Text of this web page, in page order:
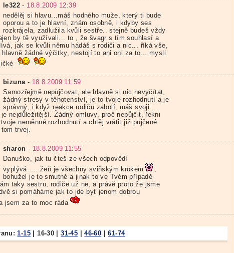
le322 - 18.8.2009 12:39
nedělěj si hlavu...máš hodného muže, který ti bude
oporou a to je hlavní, znám osobně, i kdyby ses
rozkrájela, zadlužila kvůli sestře.. stejně budeš vždy
by tě využívali... to , že švagr s tím souhlasí a
jak se kvůli němu hádáš s rodiči a nic... říká vše,
hlavně žádné výčitky, nestojí to ani oni za to... mysli
bizuna- 18.8.2009 11:59
Samozřejmě nepůjčovat, ale hlavně si nic nevyčítat,
žádný stresy v těhotenství, je to tvoje rozhodnutí a je
správný, i když reakce rodičů zabolí, máš svoji
nejdůležitější. Žádný omluvy, proč nepůjčit, řekni
neměnné rozhodnutí a chtěj vrátit již půjčené
trvej.
sharon - 18.8.2009 11:55
Danuško, jak tu čteš ze všech odpovědí
vyplývá......žeň je všechny sviňským krokem
bohužel je to smutné a jinak to ve Tvém případě
taky sestru, rodiče už ne, a právě proto že jsme
si pomáháme jak to jde byť jenom dobrou
jsem za to moc ráda
1-15 |16-30 |31-45 |46-60 |61-74